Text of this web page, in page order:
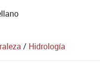
/ Hidrología